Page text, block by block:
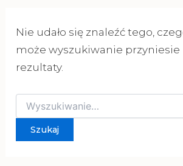
Nie udało się znaleźć tego,
może wyszukiwanie przyniesie
rezultaty.
Szukaj
dla: